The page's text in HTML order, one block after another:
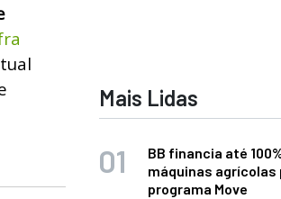
Mais Lidas
BB financia até
máquinas agrícolas
programa Move